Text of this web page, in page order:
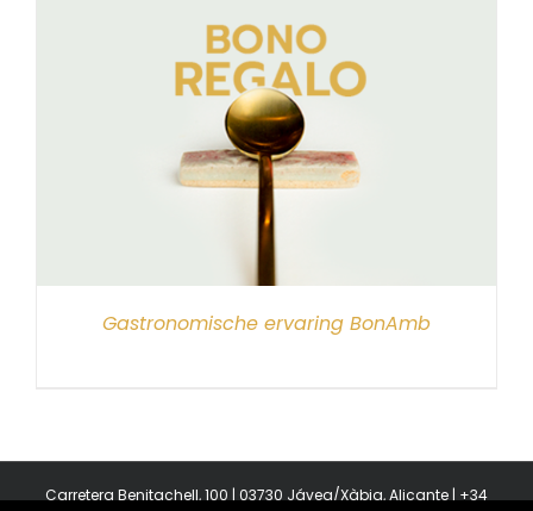
Gastronomische ervaring BonAmb
Carretera Benitachell, 100 | 03730 Jávea/Xàbia, Alicante | +34